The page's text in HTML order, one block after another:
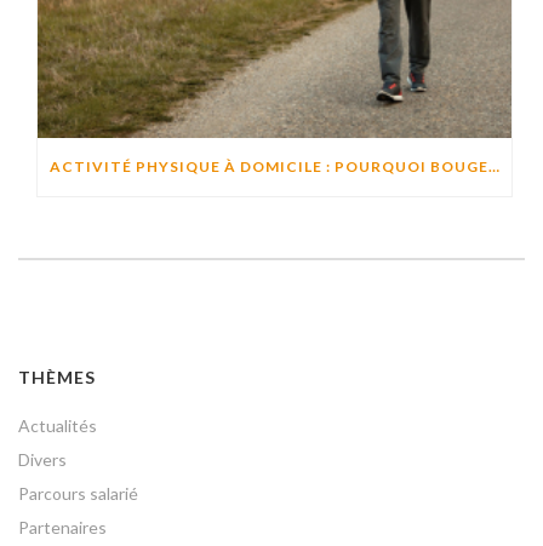
ACTIVITÉ PHYSIQUE À DOMICILE : POURQUOI BOUGER CHAQUE JOUR AIDE À PRÉSERVER L’AUTONOMIE ?
THÈMES
Actualités
Divers
Parcours salarié
Partenaires